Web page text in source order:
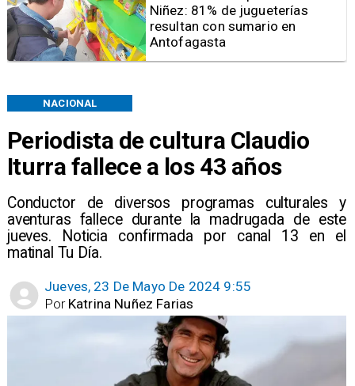
Periodista de cultura Claudio
Iturra fallece a los 43 años
Conductor de diversos programas culturales y
aventuras fallece durante la madrugada de este
jueves. Noticia confirmada por canal 13 en el
matinal Tu Día.
NACIONAL
Jueves, 23 De Mayo De 2024 9:55
Katrina Nuñez Farias
Por
Tribunal frena opción de pena
mixta para Karen Rojo por ahora